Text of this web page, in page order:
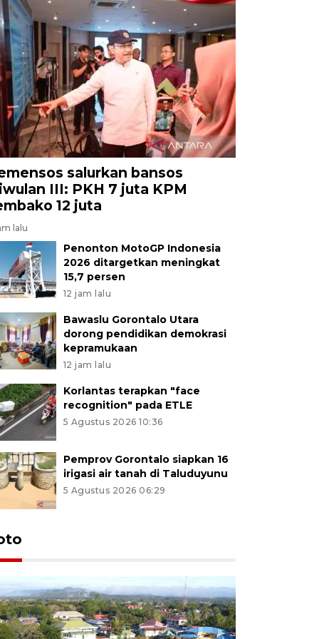
salurkan bansos
III: PKH 7 juta KPM
12 juta
lalu
Penonton MotoGP Indonesia
2026 ditargetkan meningkat
15,7 persen
12 jam lalu
Bawaslu Gorontalo Utara
dorong pendidikan demokrasi
kepramukaan
12 jam lalu
Korlantas terapkan "face
recognition" pada ETLE
5 Agustus 2026 10:36
Pemprov Gorontalo siapkan 16
irigasi air tanah di Taluduyunu
5 Agustus 2026 06:29